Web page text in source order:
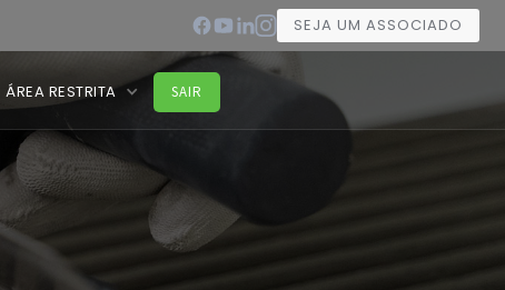
SEJA UM ASSOCIADO
ÁREA RESTRITA SAIR